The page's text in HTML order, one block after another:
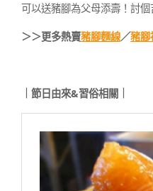
可以送豬腳為父母添壽！討個
＞＞更多熱賣豬腳麵線／豬腳
｜節日由來&習俗相關｜